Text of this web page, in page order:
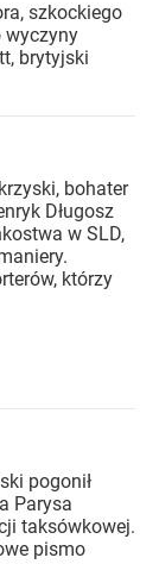
szkockiego
wyczyny
brytyjski
bohater
Długosz
w SLD,
którzy
pogonił
Parysa
taksówkowej.
pismo